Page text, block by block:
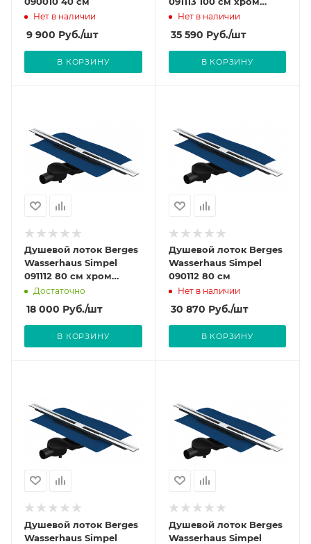
Нет в наличии
9 900 Руб./шт
В КОРЗИНУ
глянец
Нет в наличии
35 590 Руб./шт
В КОРЗИНУ
Душевой лоток Berges
Wasserhaus Simpel
091112 80 см хром
глянец
Достаточно
18 000 Руб./шт
В КОРЗИНУ
Душевой лоток Berges
Wasserhaus Simpel
090112 80 см
Нет в наличии
30 870 Руб./шт
В КОРЗИНУ
Душевой лоток Berges
Wasserhaus Simpel
Душевой лоток Berges
Wasserhaus Simpel